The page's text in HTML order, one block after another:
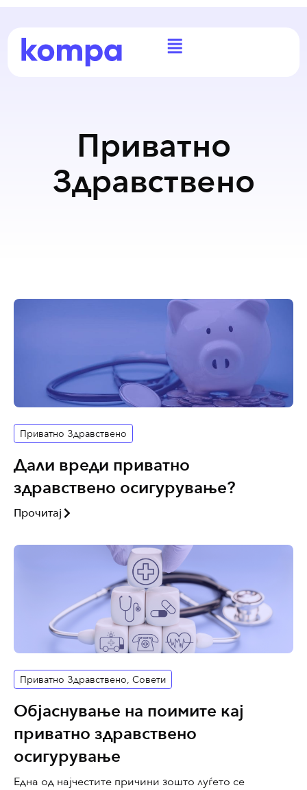
Приватно
Здравствено
Приватно Здравствено
Дали вреди приватно
здравствено осигурување?
Прочитај
Приватно Здравствено, Совети
Објаснување на поимите кај
приватно здравствено
осигурување
Една од најчестите причини зошто луѓето се